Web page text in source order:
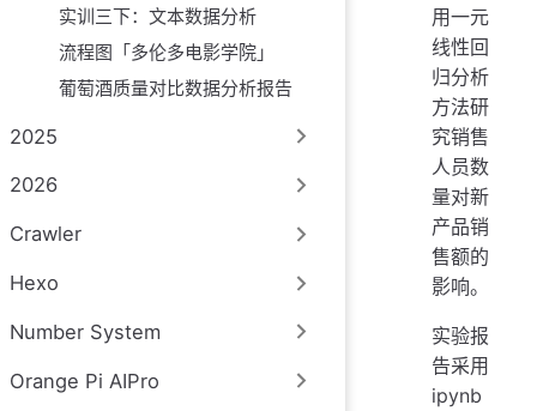
实训三下：文本数据分析
流程图「多伦多电影学院」
葡萄酒质量对比数据分析报告
2025
2026
Crawler
Hexo
Number System
Orange Pi AIPro
用一元
线性回
归分析
方法研
究销售
人员数
量对新
产品销
售额的
影响。
实验报
告采用
ipynb